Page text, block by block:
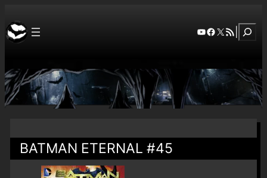
YouTube
Facebook
X RSS Feed
BATMAN ETERNAL #45